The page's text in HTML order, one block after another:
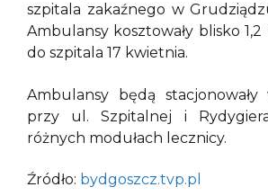
szpitala zakaźnego w
Ambulansy kosztowały blisko 1,2
do szpitala 17 kwietnia.
Ambulansy będą
przy ul. Szpitalnej i
różnych modułach lecznicy.
Źródło: bydgoszcz.tvp.pl